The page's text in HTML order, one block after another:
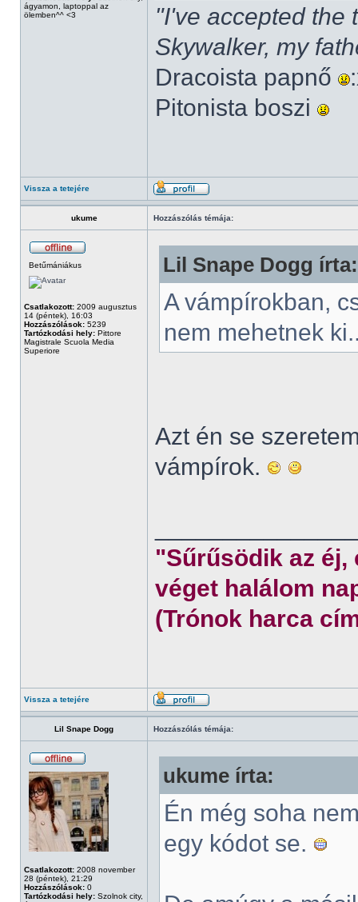
ágyamon, laptoppal az
ölemben^^ <3
"I've accepted the
Skywalker, my
Dracoista papnő
Pitonista boszi
Vissza a tetejére
ukume Hozzászólás témája:
Betűmániákus
Csatlakozott: 2009 augusztus
14 (péntek), 16:03
Hozzászólások: 5239
Tartózkodási hely: Pittore
Magistrale Scuola Media
Superiore
Lil Snape Dogg írta:
A vámpírokban,
nem mehetnek
Azt én se
vámpírok.
"Sűrűsödik az éj,
véget halálom
(Trónok harca
Vissza a tetejére
Lil Snape Dogg Hozzászólás témája:
Csatlakozott: 2008 november
28 (péntek), 21:29
Hozzászólások: 0
Tartózkodási hely: Szolnok city,
ukume írta:
Én még soha
egy kódot se.